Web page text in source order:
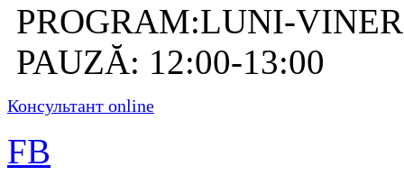
PROGRAM:LUNI-
PAUZĂ: 12:00-13:00
Консультант online
FB